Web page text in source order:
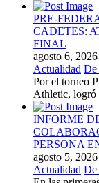
PRE-
CADETES:
FINAL
agosto 6, 2026
Actualidad De
Por el torneo
Athletic, logró
INFORME
PERSONA
agosto 5, 2026
Actualidad De